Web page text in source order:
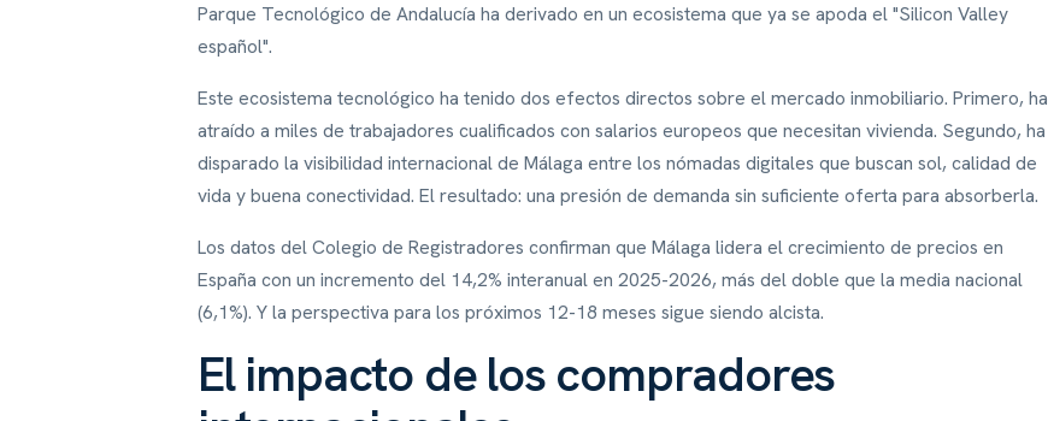
Parque Tecnológico de Andalucía ha derivado en un ecosistema que ya se apoda el "Silicon Valley
español".
Este ecosistema tecnológico ha tenido dos efectos directos sobre el mercado inmobiliario. Primero, ha
atraído a miles de trabajadores cualificados con salarios europeos que necesitan vivienda. Segundo, ha
disparado la visibilidad internacional de Málaga entre los nómadas digitales que buscan sol, calidad de
vida y buena conectividad. El resultado: una presión de demanda sin suficiente oferta para absorberla.
Los datos del Colegio de Registradores confirman que Málaga lidera el crecimiento de precios en
España con un incremento del 14,2% interanual en 2025-2026, más del doble que la media nacional
(6,1%). Y la perspectiva para los próximos 12-18 meses sigue siendo alcista.
El impacto de los compradores